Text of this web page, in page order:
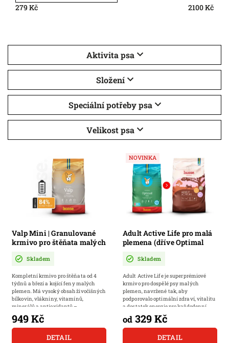
Nejprodávanější
279Kč 2100Kč
Aktivita psa
Složení
Speciální potřeby psa
Velikost psa
Valp Mini | Granulované
krmivo pro štěňata malých
Skladem
949 Kč
DETAIL
Kompletní krmivo pro štěňata od 4
týdnů a březí a kojící feny malých
plemen. Má vysoký obsah živočišných
bílkovin, vlákniny, vitamínů,
minerálů a antioxidantů –
tokoferolů....
NOVINKA
Adult Active Life pro malá
plemena (dříve Optimal
krmivo vhodné pro pro
vitalitu malých psů
Skladem
od 329 Kč
DETAIL
Adult Active Life je superprémiové
krmivo pro dospělé psy malých
plemen, navržené tak, aby
podporovalo optimální zdraví, vitalitu
a dostatek energie pro každodenní
aktivní...